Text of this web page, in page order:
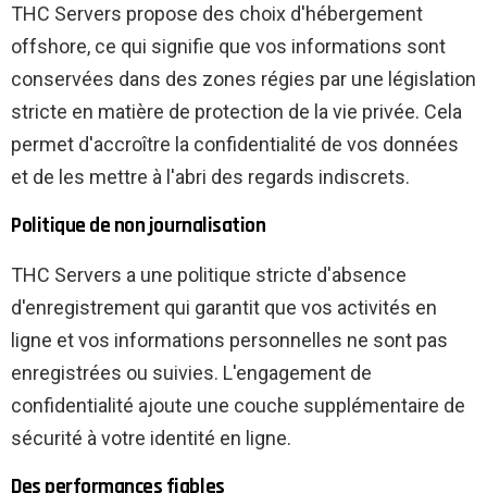
THC Servers propose des choix d'hébergement
offshore, ce qui signifie que vos informations sont
conservées dans des zones régies par une législation
stricte en matière de protection de la vie privée. Cela
permet d'accroître la confidentialité de vos données
et de les mettre à l'abri des regards indiscrets.
Politique de non journalisation
THC Servers a une politique stricte d'absence
d'enregistrement qui garantit que vos activités en
ligne et vos informations personnelles ne sont pas
enregistrées ou suivies. L'engagement de
confidentialité ajoute une couche supplémentaire de
sécurité à votre identité en ligne.
Des performances fiables